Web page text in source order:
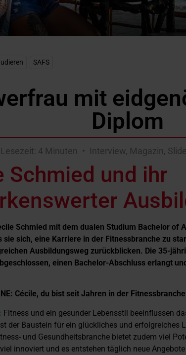
SAFS
mit
Diplom
Lesezeit: 4 Minuten Interview, Magazin,
Schmied und ihr
Schmied mit dem dualen Studium Bachelor of
sie sich, eine Karriere in der Fitnessbranche zu
Ausbildungsweg zurückblicken. Die 35-
einen Bachelor-Abschluss erlangt
Cécile, du bist seit Jahren in der
Fitness und ein gesunder Lebensstil beeinflussen
der Baustein für ein glückliches und erfolgreiches
und Gesundheitsbranche bietet zudem viel
innoviert und es entstehen täglich neue